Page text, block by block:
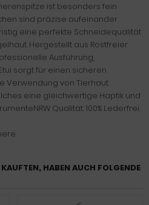
ist besonders fein
sind präzise aufeinander
eine perfekte Schneidequalität
Hergestellt aus Rostfreier
Ausführung,
sorgt für einen sicheren
Verwendung von Tierhaut.
eine gleichwertige Haptik und
Qualität. 100% Lederfrei.
HABEN AUCH FOLGENDE